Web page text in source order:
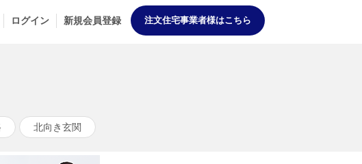
ログイン 新規会員登録 注文住宅事業者様はこちら
北向き玄関